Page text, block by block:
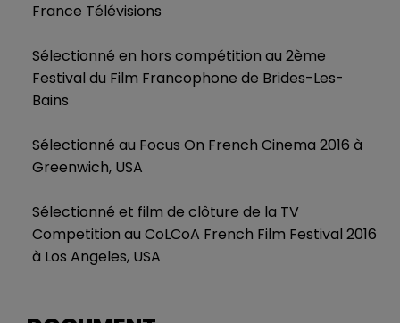
France Télévisions
Sélectionné en hors compétition au 2ème
Festival du Film Francophone de Brides-Les-
Bains
Sélectionné au Focus On French Cinema 2016 à
Greenwich, USA
Sélectionné et film de clôture de la TV
Competition au CoLCoA French Film Festival 2016
à Los Angeles, USA